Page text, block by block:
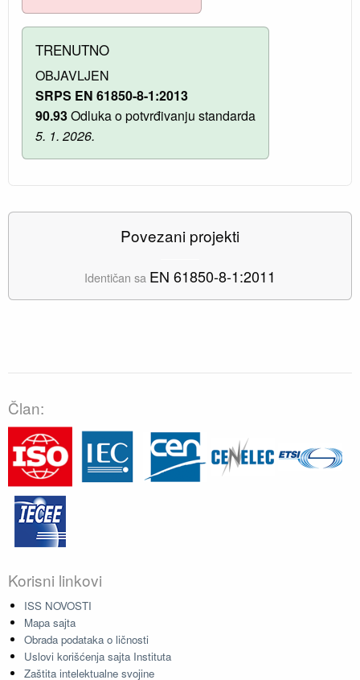
TRENUTNO
OBJAVLJEN
SRPS EN 61850-8-1:2013
90.93Odluka o potvrđivanju standarda
5. 1. 2026.
Povezani projekti
Identičan sa EN 61850-8-1:2011
Član:
Korisni linkovi
ISS NOVOSTI
Mapa sajta
Obrada podataka o ličnosti
Uslovi korišćenja sajta Instituta
Zaštita intelektualne svojine